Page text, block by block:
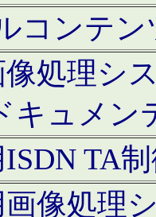
コンテ
像処理シ
キュメン
ISDN TA
画像処理